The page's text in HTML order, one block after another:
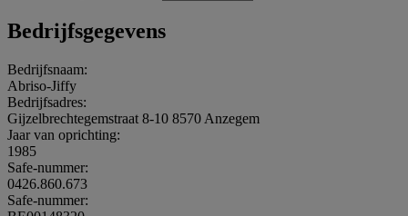
Bedrijfsgegevens
Bedrijfsnaam:
Abriso-Jiffy
Bedrijfsadres:
Gijzelbrechtegemstraat 8-10 8570 Anzegem
Jaar van oprichting:
1985
Safe-nummer:
0426.860.673
Safe-nummer: